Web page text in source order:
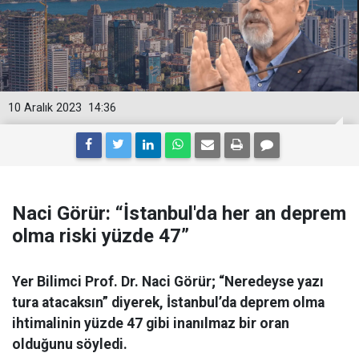
14:36
10 Aralık 2023
Naci Görür: “İstanbul'da her an deprem
olma riski yüzde 47”
Yer Bilimci Prof. Dr. Naci Görür; “Neredeyse yazı
tura atacaksın” diyerek, İstanbul’da deprem olma
ihtimalinin yüzde 47 gibi inanılmaz bir oran
olduğunu söyledi.